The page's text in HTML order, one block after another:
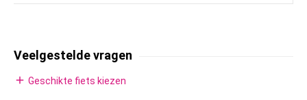
Veelgestelde vragen
add Geschikte fiets kiezen